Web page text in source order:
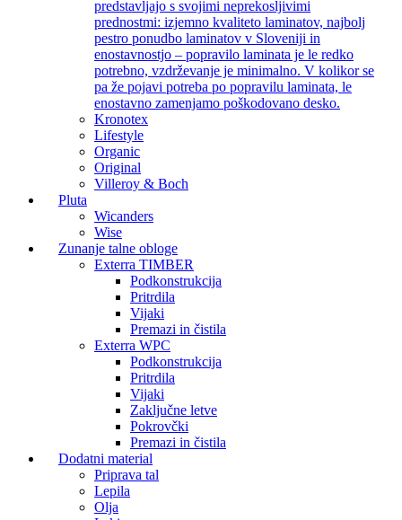
predstavljajo s svojimi neprekosljivimi
prednostmi: izjemno kvaliteto laminatov, najbolj
pestro ponudbo laminatov v Sloveniji in
enostavnostjo – popravilo laminata je le redko
potrebno, vzdrževanje je minimalno. V kolikor se
pa že pojavi potreba po popravilu laminata, le
enostavno zamenjamo poškodovano desko.
Kronotex
Lifestyle
Organic
Original
Villeroy & Boch
Pluta
Wicanders
Wise
Zunanje talne obloge
Exterra TIMBER
Podkonstrukcija
Pritrdila
Vijaki
Premazi in čistila
Exterra WPC
Podkonstrukcija
Pritrdila
Vijaki
Zaključne letve
Pokrovčki
Premazi in čistila
Dodatni material
Priprava tal
Lepila
Olja